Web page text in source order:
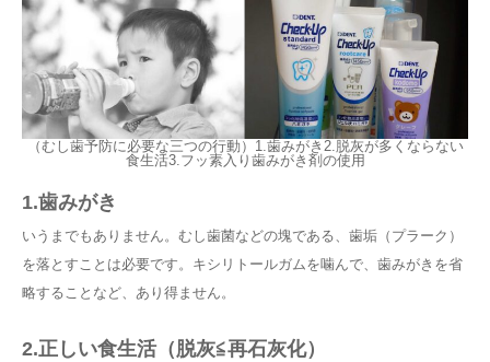
（むし歯予防に必要な三つの行動）1.歯みがき2.脱灰が多くならない
食生活3.フッ素入り歯みがき剤の使用
1.歯みがき
いうまでもありません。むし歯菌などの塊である、歯垢（プラーク）
を落とすことは必要です。キシリトールガムを噛んで、歯みがきを省
略することなど、あり得ません。
2.正しい食生活（脱灰≦再石灰化）